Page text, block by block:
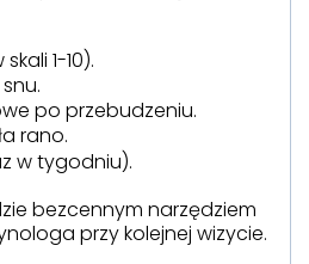
1-10).
po przebudzeniu.
rano.
w tygodniu).
bezcennym narzędziem
przy kolejnej wizycie.